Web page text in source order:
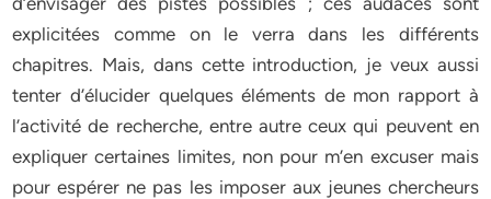
explicitées comme on le verra dans les différents
chapitres. Mais, dans cette introduction, je veux aussi
tenter d’élucider quelques éléments de mon rapport à
l’activité de recherche, entre autre ceux qui peuvent en
expliquer certaines limites, non pour m’en excuser mais
pour espérer ne pas les imposer aux jeunes chercheurs